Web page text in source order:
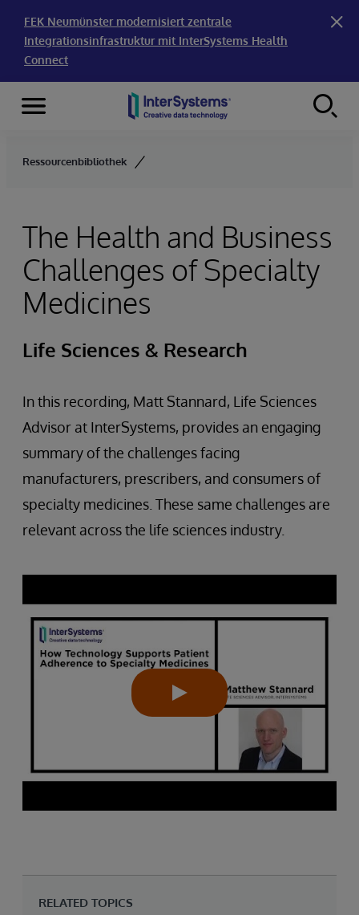
FEK Neumünster modernisiert zentrale
Integrationsinfrastruktur mit InterSystems Health
Connect
Skip to content
Menu
Ressourcenbibliothek
The Health and Business
Challenges of Specialty
Medicines
Life Sciences & Research
In this recording, Matt Stannard, Life Sciences
Advisor at InterSystems, provides an engaging
summary of the challenges facing
manufacturers, prescribers, and consumers of
specialty medicines. These same challenges are
relevant across the life sciences industry.
RELATED TOPICS